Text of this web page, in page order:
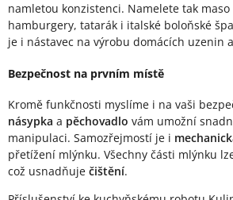
namletou konzistenci. Namelete tak
hamburgery, tatarák i italské boloňské
je i nástavec na výrobu domácích uzenin
Bezpečnost na prvním místě
Kromě funkčnosti myslíme i na vaši
násypka a pěchovadlo vám umožní
manipulaci. Samozřejmostí je i
přetížení mlýnku. Všechny části mlýnku
což usnadňuje čištění.